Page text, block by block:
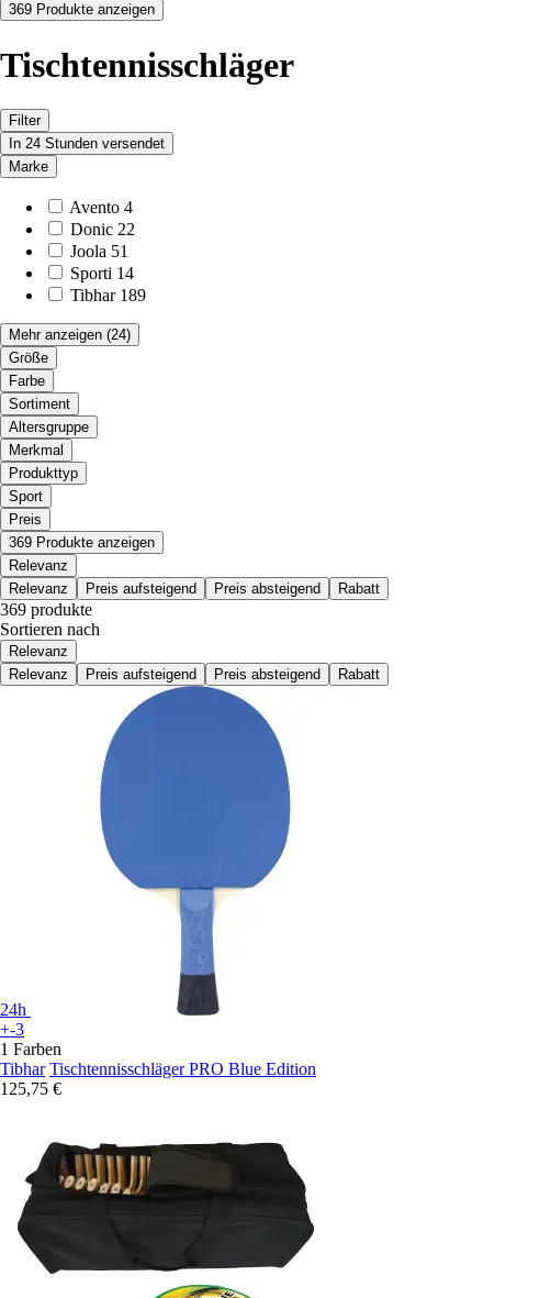
369 Produkte anzeigen
Tischtennisschläger
Filter
In 24 Stunden versendet
Marke
Avento 4
Donic 22
Joola 51
Sporti 14
Tibhar 189
Mehr anzeigen (24)
Größe
Farbe
Sortiment
Altersgruppe
Merkmal
Produkttyp
Sport
Preis
369 Produkte anzeigen
Relevanz
Relevanz
Preis aufsteigend Preis absteigend Rabatt
369 produkte
Sortieren nach
Relevanz
Relevanz
Preis aufsteigend Preis absteigend Rabatt
24h
+-3
1 Farben
Tibhar Tischtennisschläger PRO Blue Edition
125,75 €